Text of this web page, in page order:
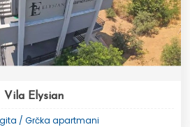
Vila Elysian
/ Grčka apartmani